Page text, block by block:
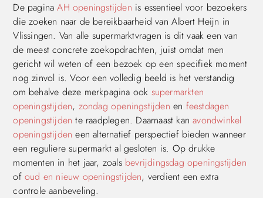
De paginaAH openingstijden is essentieel voor bezoekers
die zoeken naar de bereikbaarheid van Albert Heijn in
Vlissingen. Van alle supermarktvragen is dit vaak een van
de meest concrete zoekopdrachten, juist omdat men
gericht wil weten of een bezoek op een specifiek moment
nog zinvol is. Voor een volledig beeld is het verstandig
om behalve deze merkpagina ook supermarkten
openingstijden, zondag openingstijden en feestdagen
openingstijden te raadplegen. Daarnaast kanavondwinkel
openingstijden een alternatief perspectief bieden wanneer
een reguliere supermarkt al gesloten is. Op drukke
momenten in het jaar, zoals bevrijdingsdag openingstijden
of oud en nieuw openingstijden, verdient een extra
controle aanbeveling.